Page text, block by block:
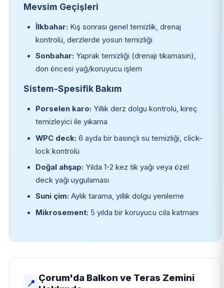
Mevsim Geçişleri
İlkbahar: Kış sonrası genel temizlik, drenaj
kontrolü, derzlerde yosun temizliği
Sonbahar: Yaprak temizliği (drenajı tıkamasın),
don öncesi yağ/koruyucu işlem
Sistem-Spesifik Bakım
Porselen karo: Yıllık derz dolgu kontrolü, kireç
temizleyici ile yıkama
WPC deck: 6 ayda bir basınçlı su temizliği, click-
lock kontrolü
Doğal ahşap: Yılda 1-2 kez tik yağı veya özel
deck yağı uygulaması
Suni çim: Aylık tarama, yıllık dolgu yenileme
Mikrosement: 5 yılda bir koruyucu cila katmanı
📍
Çorum'da Balkon ve Teras Zemini